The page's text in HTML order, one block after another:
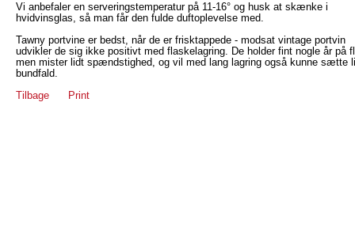
Vi anbefaler en serveringstemperatur på 11-16° og husk at skænke i
hvidvinsglas, så man får den fulde duftoplevelse med.
Tawny portvine er bedst, når de er frisktappede - modsat vintage portvin
udvikler de sig ikke positivt med flaskelagring. De holder fint nogle år på
men mister lidt spændstighed, og vil med lang lagring også kunne sætte
bundfald.
Tilbage
Print